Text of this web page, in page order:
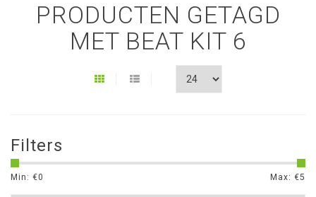
PRODUCTEN GETAGD
MET BEAT KIT 6
Filters
Min: €0 Max: €5